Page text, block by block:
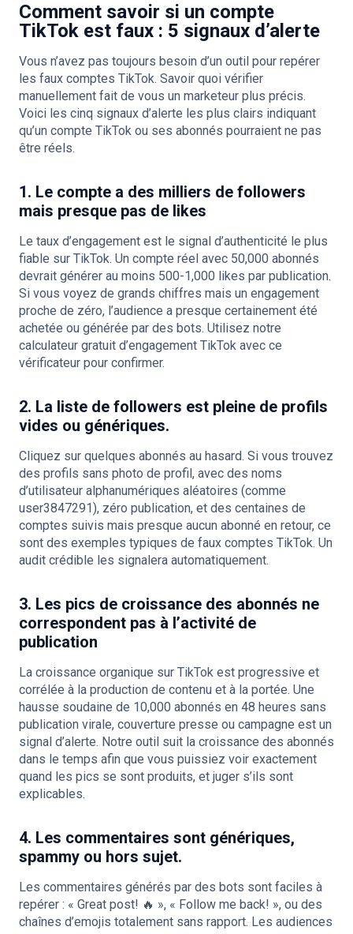
Comment savoir si un compte
TikTok est faux : 5 signaux d’alerte
Vous n’avez pas toujours besoin d’un outil pour repérer
les faux comptes TikTok. Savoir quoi vérifier
manuellement fait de vous un marketeur plus précis.
Voici les cinq signaux d’alerte les plus clairs indiquant
qu’un compte TikTok ou ses abonnés pourraient ne pas
être réels.
1. Le compte a des milliers de followers
mais presque pas de likes
Le taux d’engagement est le signal d’authenticité le plus
fiable sur TikTok. Un compte réel avec 50,000 abonnés
devrait générer au moins 500-1,000 likes par publication.
Si vous voyez de grands chiffres mais un engagement
proche de zéro, l’audience a presque certainement été
achetée ou générée par des bots. Utilisez notre
calculateur gratuit d’engagement TikTok avec ce
vérificateur pour confirmer.
2. La liste de followers est pleine de profils
vides ou génériques.
Cliquez sur quelques abonnés au hasard. Si vous trouvez
des profils sans photo de profil, avec des noms
d’utilisateur alphanumériques aléatoires (comme
user3847291), zéro publication, et des centaines de
comptes suivis mais presque aucun abonné en retour, ce
sont des exemples typiques de faux comptes TikTok. Un
audit crédible les signalera automatiquement.
3. Les pics de croissance des abonnés ne
correspondent pas à l’activité de
publication
La croissance organique sur TikTok est progressive et
corrélée à la production de contenu et à la portée. Une
hausse soudaine de 10,000 abonnés en 48 heures sans
publication virale, couverture presse ou campagne est un
signal d’alerte. Notre outil suit la croissance des abonnés
dans le temps afin que vous puissiez voir exactement
quand les pics se sont produits, et juger s’ils sont
explicables.
4. Les commentaires sont génériques,
spammy ou hors sujet.
Les commentaires générés par des bots sont faciles à
repérer : « Great post! 🔥 », « Follow me back! », ou des
chaînes d’emojis totalement sans rapport. Les audiences